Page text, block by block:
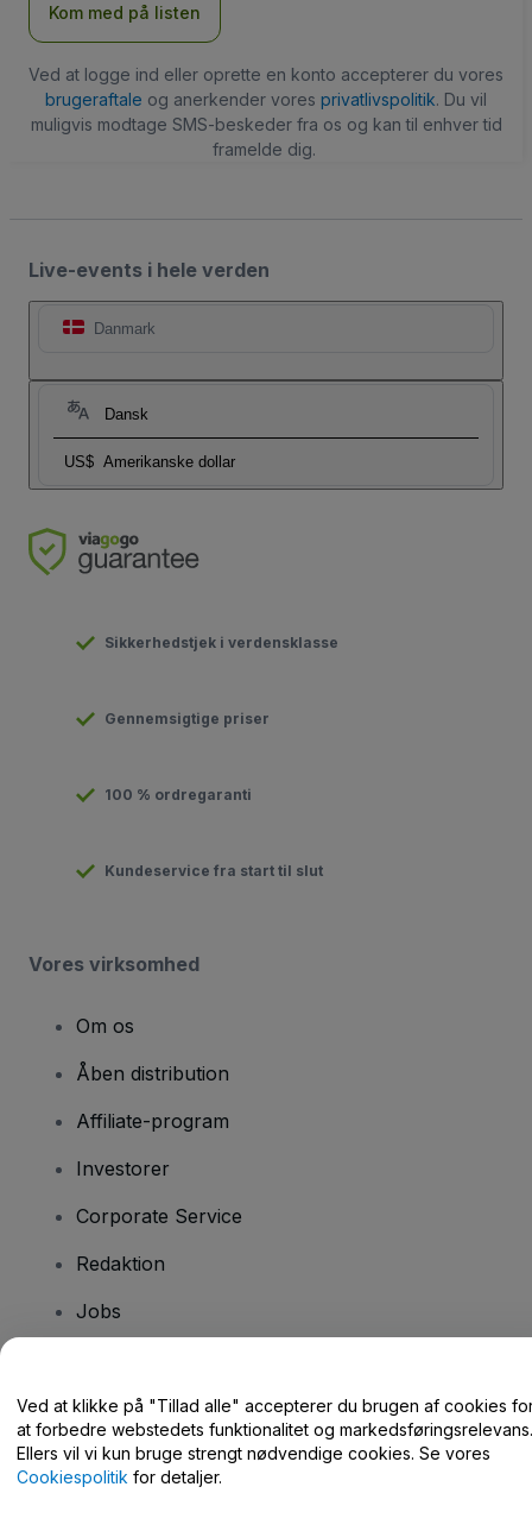
Kom med på listen
Ved at logge ind eller oprette en konto accepterer du vores
brugeraftale og anerkender vores privatlivspolitik. Du vil
muligvis modtage SMS-beskeder fra os og kan til enhver tid
framelde dig.
Live-events i hele verden
Danmark
Dansk
US$ Amerikanske dollar
Sikkerhedstjek i verdensklasse
Gennemsigtige priser
100 % ordregaranti
Kundeservice fra start til slut
Vores virksomhed
Om os
Åben distribution
Affiliate-program
Investorer
Corporate Service
Redaktion
Jobs
Har du spørgsmål?
Hjælpecenter / Kontakt os
Ved at klikke på "Tillad alle" accepterer du brugen af cookies
at forbedre webstedets funktionalitet og markedsføringsrelevans.
Ellers vil vi kun bruge strengt nødvendige cookies. Se vores
Cookiespolitik for detaljer.